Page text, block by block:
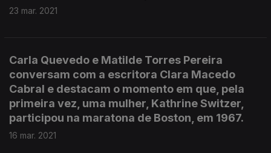
23 mar. 2021
Carla Quevedo e Matilde Torres Pereira
conversam com a escritora Clara Macedo
Cabral e destacam o momento em que, pela
primeira vez, uma mulher, Kathrine Switzer,
participou na maratona de Boston, em 1967.
16 mar. 2021